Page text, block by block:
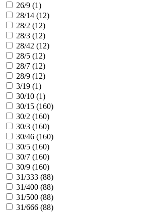
26/9 (1)
28/14 (12)
28/2 (12)
28/3 (12)
28/42 (12)
28/5 (12)
28/7 (12)
28/9 (12)
3/19 (1)
30/10 (1)
30/15 (160)
30/2 (160)
30/3 (160)
30/46 (160)
30/5 (160)
30/7 (160)
30/9 (160)
31/333 (88)
31/400 (88)
31/500 (88)
31/666 (88)